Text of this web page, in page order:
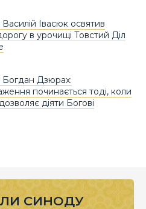
Івасюк освятив
в урочищі Товстий Діл
Богдан Дзюрах:
починається тоді, коли
діяти Богові
СИНОДУ